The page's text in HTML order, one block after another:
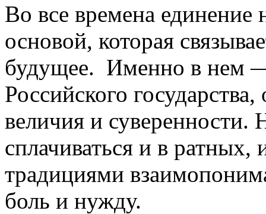
Во все времена единение
основой, которая
будущее. Именно в нем —
Российского
величия и суверенности.
сплачиваться и в
традициями
боль и нужду.